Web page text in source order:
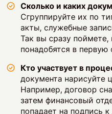
Сколько и каких
Сгруппируйте их по
акты, служебные
Так вы сразу
понадобятся в первую
Кто участвует в
документа нарисуйте
Например, договор
затем финансовый
попадает на подпись